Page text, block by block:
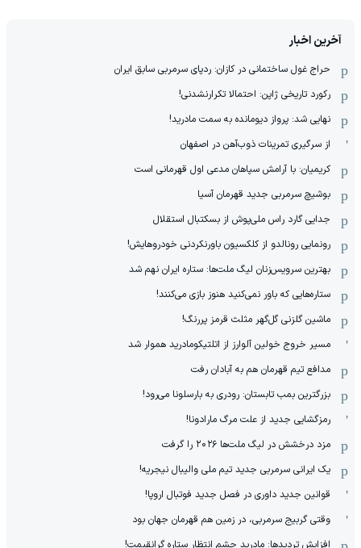
آخرین اخبار
حراج غول ساختمانی در کازان: ردپای سرمربی سابق ایران
رکورد تاریخی ژاپن: احتمالا تکرارنشدنی!
نهایی شد: پرواز دیومانده به سمت مادرید!
از سرگیری تمرینات ذوب‌آهن در اصفهان
کریمیان: با آرامش سپاهان مدعی اول قهرمانی است
بوشیچ سرمربی جدید قهرمان آسیا
جدایی گارد راس ملی‌پوش از بسکتبال استقلال
رونمایی رونالدو از کلکسیون باورنکردنی خودروهایش!
بهترین سرویس‌زنان لیگ ملت‌ها: ستاره ایران نهم شد
ستاره‌هایی که باور نمی‌کنید هنوز بازی می‌کنند!
ماشین گلزنی گل‌گهر مثلث قرمز پررنگ!
مسیر خروج خولین آلوارز از اتلتیکومادرید هموار شد
مدافع تیم قهرمان هم به آبادان رفت
بزرگترین بمب تابستان: رودری به بارسلونا می‌رود!
رمزگشایی جدید از علت مرگ مارادونا!
مزد درخشش در لیگ ملت‌ها ٢٠٢۶ را گرفت
یک ایرانی سرمربی جدید تیم ملی والیبال نیجریه!
قوانین جدید داوری در فصل جدید فوتبال اروپا!
وقتی گربیج سرمربی، در زمین هم قهرمان جهان بود
افزایش تردیدها: مادرید چشم انتظار ستاره گرانقیمت!